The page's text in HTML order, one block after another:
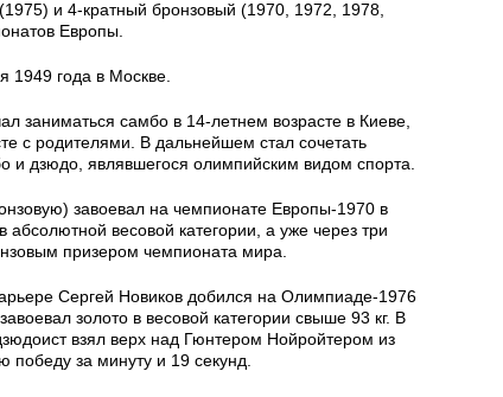
и 4-кратный бронзовый (1970, 1972, 1978,
Европы.
1949 года в Москве.
заниматься самбо в 14-летнем возрасте в Киеве,
с родителями. В дальнейшем стал сочетать
и дзюдо, являвшегося олимпийским видом спорта.
завоевал на чемпионате Европы-1970 в
абсолютной весовой категории, а уже через три
призером чемпионата мира.
Сергей Новиков добился на Олимпиаде-1976
золото в весовой категории свыше 93 кг. В
взял верх над Гюнтером Нойройтером из
победу за минуту и 19 секунд.